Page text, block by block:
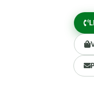
Alambre liso
Malla
Abrazadera
Grapa malla H.